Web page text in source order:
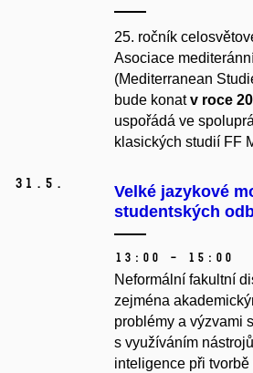
25. ročník
Asociace
(Mediterranean
bude konatv roce
uspořádá ve
klasických studií FF
31. 5.
Velké jazykové
studentských
13:00 – 15:00
Neformální fakultní
zejména
problémy a výzvami
s využíváním
inteligence při